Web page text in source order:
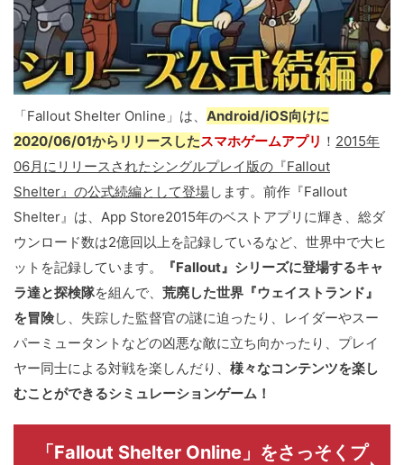
「Fallout Shelter Online」は、 Android/iOS向けに
2020/06/01からリリースしたスマホゲームアプリ ！ 2015年
06月にリリースされたシングルプレイ版の『Fallout
Shelter』の公式続編として登場します。前作『Fallout
Shelter』は、App Store2015年のベストアプリに輝き、総ダ
ウンロード数は2億回以上を記録しているなど、世界中で大ヒ
ットを記録しています。
『Fallout』シリーズに登場するキャ
ラ達と探検隊を組んで、 荒廃した世界『ウェイストランド』
を冒険し、失踪した監督官の謎に迫ったり、レイダーやスー
パーミュータントなどの凶悪な敵に立ち向かったり、プレイ
ヤー同士による対戦を楽しんだり、 様々なコンテンツを楽し
むことができるシミュレーションゲーム！
「Fallout Shelter Online」をさっそくプ